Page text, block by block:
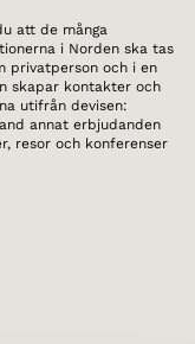
att de många
i Norden ska tas
privatperson och i en
skapar kontakter och
utifrån devisen:
annat erbjudanden
resor och konferenser